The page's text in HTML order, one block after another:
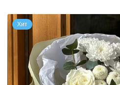
Хит